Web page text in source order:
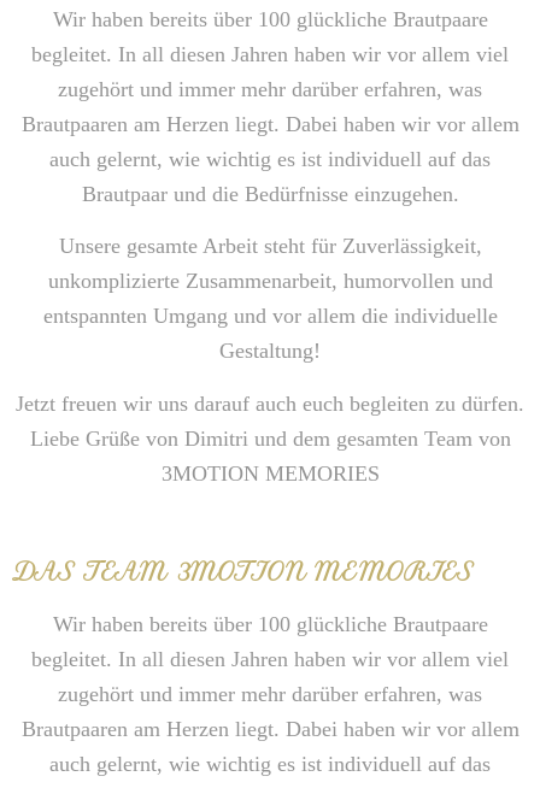
Wir haben bereits über 100 glückliche Brautpaare
begleitet. In all diesen Jahren haben wir vor allem viel
zugehört und immer mehr darüber erfahren, was
Brautpaaren am Herzen liegt. Dabei haben wir vor allem
auch gelernt, wie wichtig es ist individuell auf das
Brautpaar und die Bedürfnisse einzugehen.
Unsere gesamte Arbeit steht für Zuverlässigkeit,
unkomplizierte Zusammenarbeit, humorvollen und
entspannten Umgang und vor allem die individuelle
Gestaltung!
Jetzt freuen wir uns darauf auch euch begleiten zu dürfen.
Liebe Grüße von Dimitri und dem gesamten Team von
3MOTION MEMORIES
DAS TEAM 3MOTION MEMORIES
Wir haben bereits über 100 glückliche Brautpaare
begleitet. In all diesen Jahren haben wir vor allem viel
zugehört und immer mehr darüber erfahren, was
Brautpaaren am Herzen liegt. Dabei haben wir vor allem
auch gelernt, wie wichtig es ist individuell auf das